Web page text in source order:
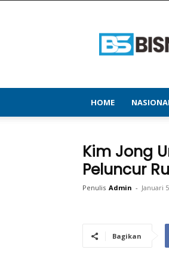
HOME
Kim Jong
Peluncur
Penulis Admin - Januari
Bagikan